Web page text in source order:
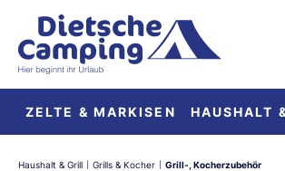
Zur Hauptnavigation springen
ZELTE & MARKISEN HAUSHALT
Haushalt & Grill Grills & Kocher Grill-, Kocherzubehör